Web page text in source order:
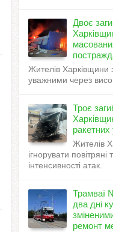
Двоє
Жителів Харківщини
уважними через
Троє
ракетних
Жителів
ігнорувати
інтенсивності атак.
Трамваї
два дні
ремонт